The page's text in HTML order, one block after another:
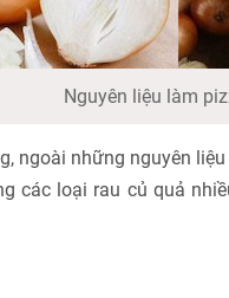
Nguyên liệu làm
ngoài những nguyên
các loại rau củ quả